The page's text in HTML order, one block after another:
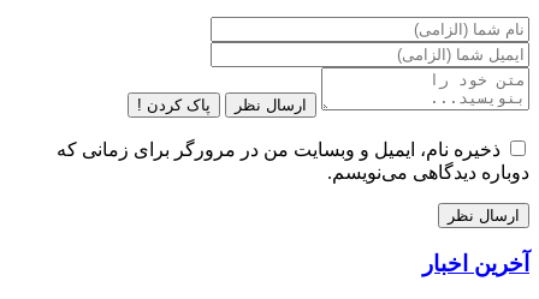
ارسال نظر پاک کردن !
ذخیره نام، ایمیل و وبسایت من در مرورگر برای زمانی که
دوباره دیدگاهی می‌نویسم.
آخرین اخبار